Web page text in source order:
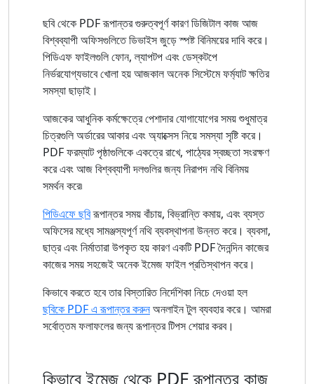
ছবি থেকে PDF রূপান্তর গুরুত্বপূর্ণ কারণ ডিজিটাল কাজ আজ
বিশ্বব্যাপী অফিসগুলিতে ডিভাইস জুড়ে স্পষ্ট বিনিময়ের দাবি করে।
পিডিএফ ফাইলগুলি ফোন, ল্যাপটপ এবং ডেস্কটপে
নির্ভরযোগ্যভাবে খোলা হয় আজকাল অনেক সিস্টেমে ফর্ম্যাট ক্ষতির
সমস্যা ছাড়াই।
আজকের আধুনিক কর্মক্ষেত্রে পেশাদার যোগাযোগের সময় শুধুমাত্র
চিত্রগুলি অর্ডারের আকার এবং অ্যাক্সেস নিয়ে সমস্যা সৃষ্টি করে।
PDF ফরম্যাট পৃষ্ঠাগুলিকে একত্রে রাখে, পাঠ্যের স্বচ্ছতা সংরক্ষণ
করে এবং আজ বিশ্বব্যাপী দলগুলির জন্য নিরাপদ নথি বিনিময়
সমর্থন করে৷
পিডিএফে ছবিরূপান্তর সময় বাঁচায়, বিভ্রান্তি কমায়, এবং ব্যস্ত
অফিসের মধ্যে সামঞ্জস্যপূর্ণ নথি ব্যবস্থাপনা উন্নত করে। ব্যবসা,
ছাত্র এবং নির্মাতারা উপকৃত হয় কারণ একটি PDF দৈনন্দিন কাজের
কাজের সময় সহজেই অনেক ইমেজ ফাইল প্রতিস্থাপন করে।
কিভাবে করতে হবে তার বিস্তারিত নির্দেশিকা নিচে দেওয়া হল
ছবিকে PDF এ রূপান্তর করুনঅনলাইন টুল ব্যবহার করে। আমরা
সর্বোত্তম ফলাফলের জন্য রূপান্তর টিপস শেয়ার করব।
কিভাবে ইমেজ থেকে PDF রূপান্তর কাজ